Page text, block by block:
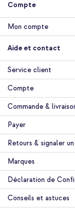
imoshion Étui de
Câble tressé
Livraison gratuite
Livraison
gratuite
Compte
Mon compte
Aide et contact
Service client
Compte
Commande &
Payer
Retours & signaler
Marques
Déclaration de
Conseils et astuces